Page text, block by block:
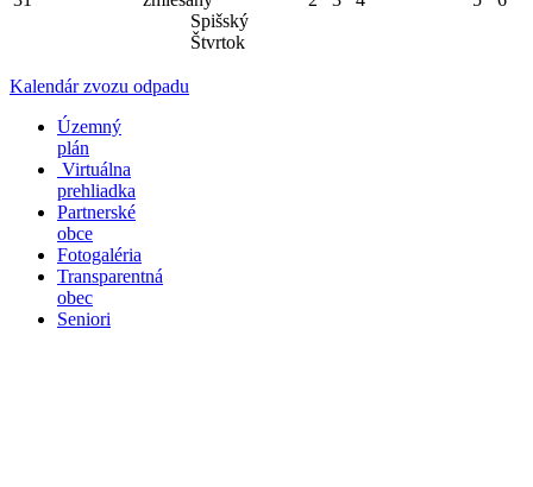
Spišský
Štvrtok
Kalendár zvozu odpadu
Územný
plán
Virtuálna
prehliadka
Partnerské
obce
Fotogaléria
Transparentná
obec
Seniori